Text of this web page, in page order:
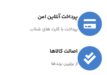
پرداخت آنلاین امن
پرداخت با کارت های شتاب
اصالت کالاها
از برترین برندها